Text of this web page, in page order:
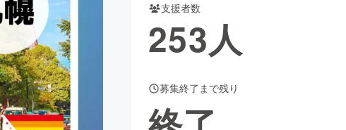
ビューティー・ヘルスケア
GoodCAMPFIRE Creation
と納税machi-ya
支援者数
253人
募集終了まで残り